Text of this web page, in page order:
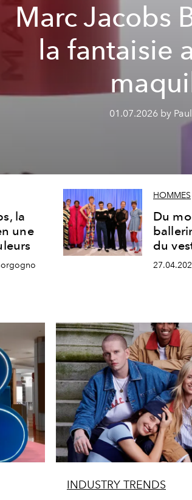
Marc Jacobs
la fantaisie
01.07.2026 by
la
une
HOMMES
Du
du
INDUSTRY TRENDS